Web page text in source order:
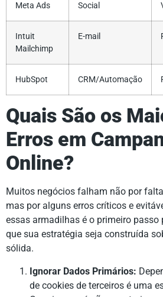
Meta Ads Social
Intuit
Mailchimp
E-mail
HubSpot CRM/Automação
Quais São os
Erros em
Online?
Muitos negócios falham não por
mas por alguns erros críticos e
essas armadilhas é o primeiro passo
que sua estratégia seja construída
sólida.
Ignorar Dados Primários:
de cookies de terceiros é uma